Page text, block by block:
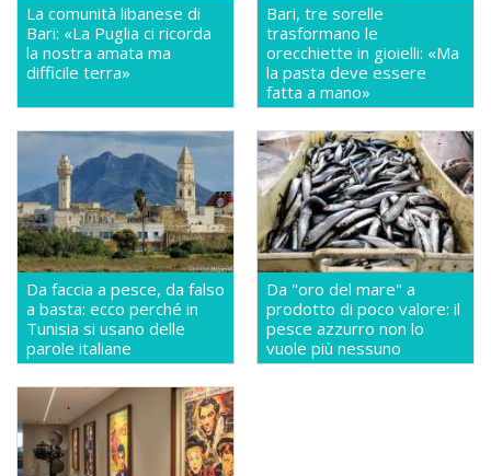
La comunità libanese di
Bari: «La Puglia ci ricorda
la nostra amata ma
difficile terra»
Bari, tre sorelle
trasformano le
orecchiette in gioielli: «Ma
la pasta deve essere
fatta a mano»
Da faccia a pesce, da falso
a basta: ecco perché in
Tunisia si usano delle
parole italiane
Da "oro del mare" a
prodotto di poco valore: il
pesce azzurro non lo
vuole più nessuno